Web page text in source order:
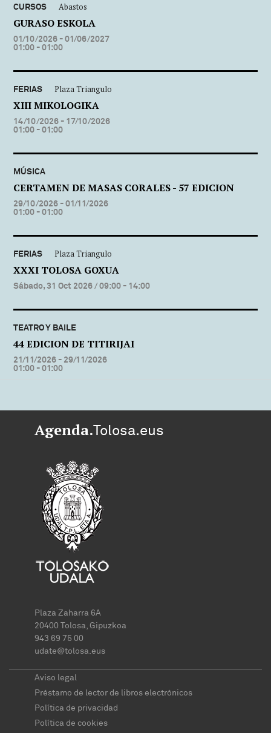
CURSOS Abastos
GURASO ESKOLA
01/10/2026 - 01/06/2027
01:00 - 01:00
FERIAS Plaza Triangulo
XIII MIKOLOGIKA
14/10/2026 - 17/10/2026
01:00 - 01:00
MÚSICA
CERTAMEN DE MASAS CORALES - 57 EDICION
29/10/2026 - 01/11/2026
01:00 - 01:00
FERIAS Plaza Triangulo
XXXI TOLOSA GOXUA
Sábado, 31 Oct 2026/ 09:00 - 14:00
TEATRO Y BAILE
44 EDICION DE TITIRIJAI
21/11/2026 - 29/11/2026
01:00 - 01:00
Agenda.Tolosa.eus
Plaza Zaharra 6A
20400 Tolosa, Gipuzkoa
943 69 75 00
udate@tolosa.eus
Aviso legal
Préstamo de lector de libros electrónicos
Política de privacidad
Política de cookies